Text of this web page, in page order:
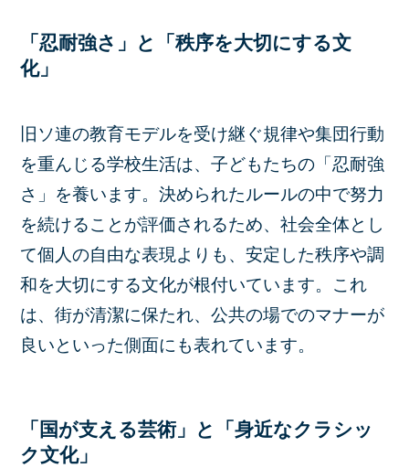
「忍耐強さ」と「秩序を大切にする文
化」
旧ソ連の教育モデルを受け継ぐ規律や集団行動
を重んじる学校生活は、子どもたちの「忍耐強
さ」を養います。決められたルールの中で努力
を続けることが評価されるため、社会全体とし
て個人の自由な表現よりも、安定した秩序や調
和を大切にする文化が根付いています。これ
は、街が清潔に保たれ、公共の場でのマナーが
良いといった側面にも表れています。
「国が支える芸術」と「身近なクラシッ
ク文化」